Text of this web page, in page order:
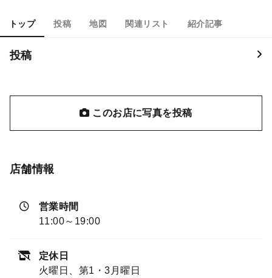
トップ 投稿 地図 関連リスト 紹介記事
投稿
このお店に写真を投稿
店舗情報
営業時間
11:00～19:00
定休日
火曜日、第1・3月曜日